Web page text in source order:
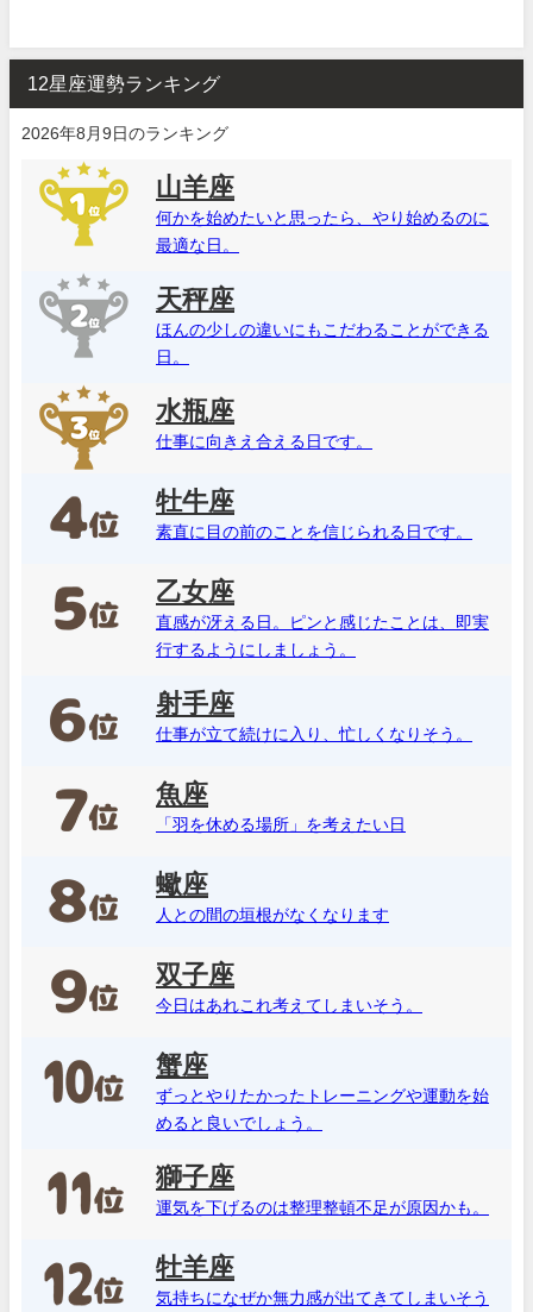
12星座運勢ランキング
2026年8月9日のランキング
山羊座
何かを始めたいと思ったら、やり始めるのに
最適な日。
天秤座
ほんの少しの違いにもこだわることができる
日。
水瓶座
仕事に向きえ合える日です。
牡牛座
素直に目の前のことを信じられる日です。
乙女座
直感が冴える日。ピンと感じたことは、即実
行するようにしましょう。
射手座
仕事が立て続けに入り、忙しくなりそう。
魚座
「羽を休める場所」を考えたい日
蠍座
人との間の垣根がなくなります
双子座
今日はあれこれ考えてしまいそう。
蟹座
ずっとやりたかったトレーニングや運動を始
めると良いでしょう。
獅子座
運気を下げるのは整理整頓不足が原因かも。
牡羊座
気持ちになぜか無力感が出てきてしまいそう